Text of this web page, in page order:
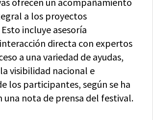
a los proyectos
incluye asesoría
directa con expertos
a una variedad de ayudas,
visibilidad nacional e
los participantes, según se ha
una nota de prensa del festival.